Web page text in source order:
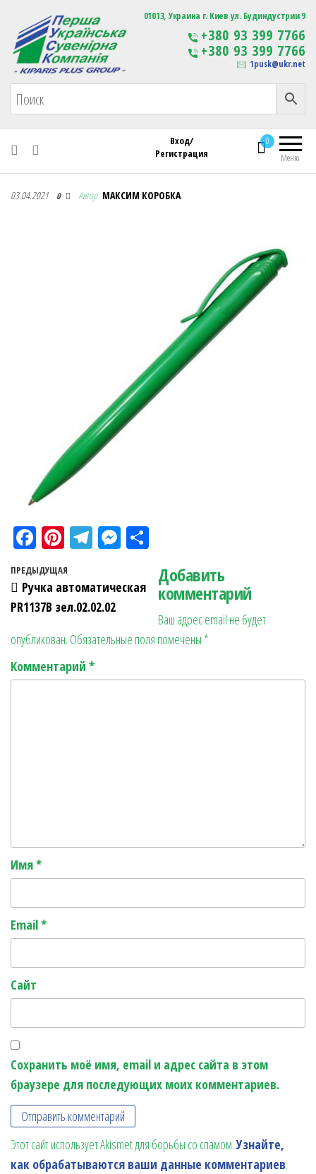
Первая Украинская Сувенирная Компания Изготовление
сувенирной продукции
с логотипом
01013, Украина г. Киев ул. Будиндустрии 9
+380 93 399 7766
+380 93 399 7766
1pusk@ukr.net
Меню
0
Вход/
Регистрация
Первая Украинская Сувенирная Компания
03.04.2021 0 Автор МАКСИМ КОРОБКА
Fa
ce
bo
ok
Pi
nt
er
es
t
Te
gr
a
M
se
r
ра
в
ит
ь
Навигация по записям
Предыдущая запись
ПРЕДЫДУЩАЯ
Ручка автоматическая
PR1137B зел.02.02.02
Добавить
комментарий
Ваш адрес email не будет
опубликован. Обязательные поля помечены *
Комментарий *
Имя*
Email*
Сайт
Сохранить моё имя, email и адрес сайта в этом
браузере для последующих моих комментариев.
Этот сайт использует Akismet для борьбы со спамом.Узнайте,
как обрабатываются ваши данные комментариев.